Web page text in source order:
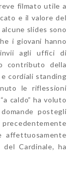
filmato utile a
e il valore del
slides sono
i giovani hanno
agli uffici di
contributo della
cordiali standing
le riflessioni
caldo” ha voluto
postegli
affettuosamente
Cardinale, ha